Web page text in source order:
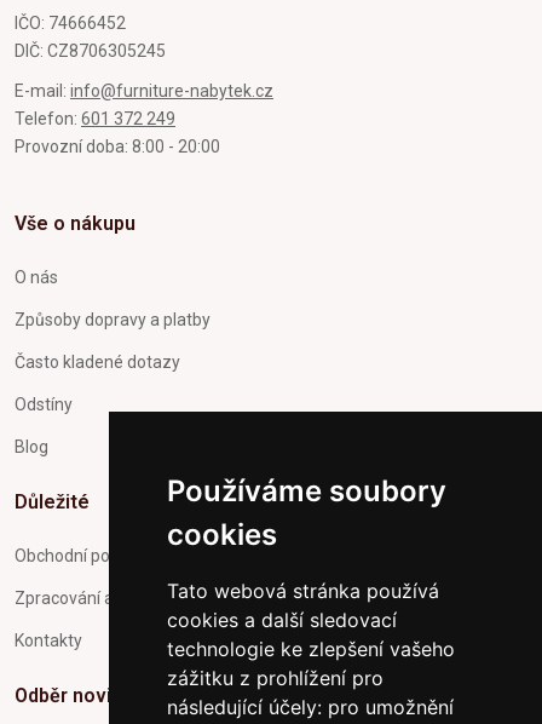
Používáme soubory
cookies
Tato webová stránka používá
cookies a další sledovací
technologie ke zlepšení vašeho
zážitku z prohlížení pro
následující účely: pro umožnění
IČO: 74666452
DIČ: CZ8706305245
E-mail: info@furniture-nabytek.cz
Telefon: 601 372 249
Provozní doba: 8:00 - 20:00
Vše o nákupu
O nás
Způsoby dopravy a platby
Často kladené dotazy
Odstíny
Blog
Důležité
Obchodní podmínky
Zpracování a ochrana osobních údajů
Kontakty
Odběr novinek